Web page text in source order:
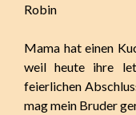
Robin
Mama hat einen
weil heute ihre
feierlichen
mag mein Bruder